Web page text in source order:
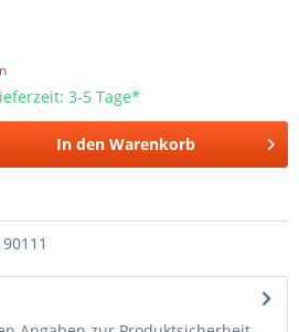
3-5 Tage*
In den Warenkorb